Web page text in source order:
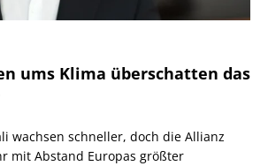
ums Klima überschatten das
wachsen schneller, doch die Allianz
mit Abstand Europas größter